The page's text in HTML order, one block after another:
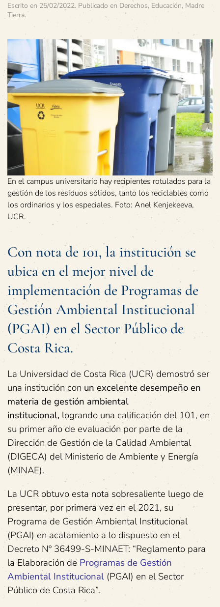
Escrito en 25/02/2022. Publicado en Derechos, Educación, Madre
Tierra.
En el campus universitario hay recipientes rotulados para la
gestión de los residuos sólidos, tanto los reciclables como
los ordinarios y los especiales. Foto: Anel Kenjekeeva,
UCR.
Con nota de 101, la institución se
ubica en el mejor nivel de
implementación de Programas de
Gestión Ambiental Institucional
(PGAI) en el Sector Público de
Costa Rica.
La Universidad de Costa Rica (UCR) demostró ser
una institución con un excelente desempeño en
materia de gestión ambiental
institucional, logrando una calificación del 101, en
su primer año de evaluación por parte de la
Dirección de Gestión de la Calidad Ambiental
(DIGECA) del Ministerio de Ambiente y Energía
(MINAE).
La UCR obtuvo esta nota sobresaliente luego de
presentar, por primera vez en el 2021, su
Programa de Gestión Ambiental Institucional
(PGAI) en acatamiento a lo dispuesto en el
Decreto Nº 36499-S-MINAET: “Reglamento para
la Elaboración de Programas de Gestión
Ambiental Institucional (PGAI) en el Sector
Público de Costa Rica”.